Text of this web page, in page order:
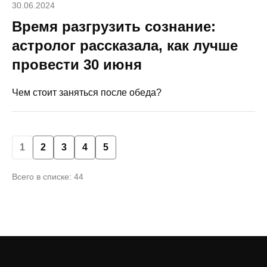
30.06.2024
Время разгрузить сознание:
астролог рассказала, как лучше
провести 30 июня
Чем стоит заняться после обеда?
1 2 3 4 5
Всего в списке: 44